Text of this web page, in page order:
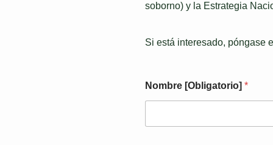
soborno) y la Estrategia
Si está interesado, póngase
Nombre [Obligatorio] *